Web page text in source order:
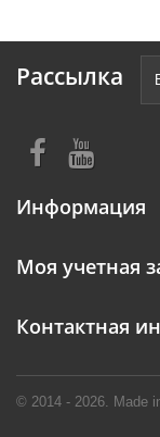
Рассылка
Информация
© 2014 - 2026. Made
Моя учетная
Контактная